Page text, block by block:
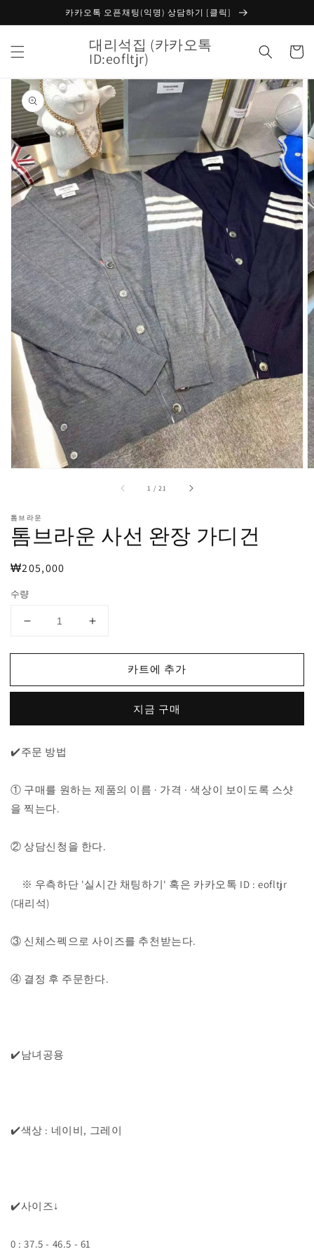
뛰기
카카오톡 오픈채팅(익명) 상담하기 [클릭]
대리석집 (카카오톡
ID:eofltjr)
트
제품 정
보로 건
너뛰기
갤
러
리
보
기
에
서
미
디
어
1
열
기
1 /중
21
톰브라운
톰브라운 사선 완장 가디건
정
₩205,000
수량
사
완
장
건
수
줄
톰
사
완
건
늘
카트에 추가
지금 구매
✔️주문 방법
① 구매를 원하는 제품의 이름 · 가격 · 색상이 보이도록 스샷
을 찍는다.
② 상담신청을 한다.
※ 우측하단 '실시간 채팅하기' 혹은 카카오톡 ID : eofltjr
(대리석)
③ 신체스펙으로 사이즈를 추천받는다.
④ 결정 후 주문한다.
✔️남녀공용
✔️색상 : 네이비, 그레이
✔️사이즈↓
0 : 37.5 - 46.5 - 61